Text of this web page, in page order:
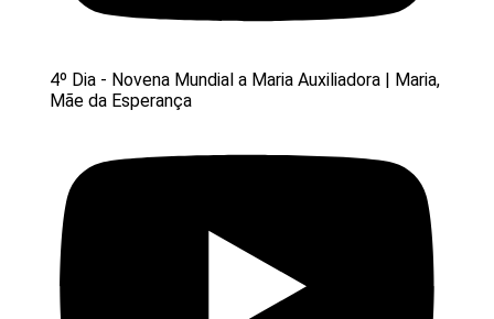
4º Dia - Novena Mundial a Maria Auxiliadora | Maria,
Mãe da Esperança